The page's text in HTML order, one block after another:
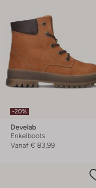
-20%
Develab
Enkelboots
Vanaf € 83,99